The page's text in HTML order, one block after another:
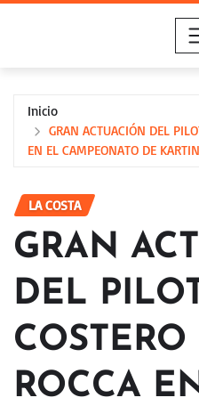
Inicio
GRAN ACTUACIÓN DEL
EN EL CAMPEONATO DE
LA COSTA
GRAN
DEL
COSTERO
ROCCA